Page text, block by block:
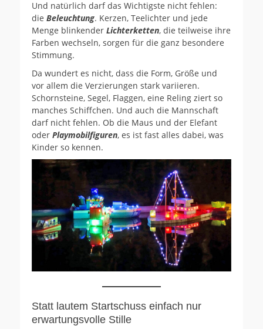
Und natürlich darf das Wichtigste nicht fehlen:
die Beleuchtung. Kerzen, Teelichter und jede
Menge blinkender Lichterketten, die teilweise ihre
Farben wechseln, sorgen für die ganz besondere
Stimmung.
Da wundert es nicht, dass die Form, Größe und
vor allem die Verzierungen stark variieren.
Schornsteine, Segel, Flaggen, eine Reling ziert so
manches Schiffchen. Und auch die Mannschaft
darf nicht fehlen. Ob die Maus und der Elefant
oder Playmobilfiguren, es ist fast alles dabei, was
Kinder so kennen.
Statt lautem Startschuss einfach nur
erwartungsvolle Stille